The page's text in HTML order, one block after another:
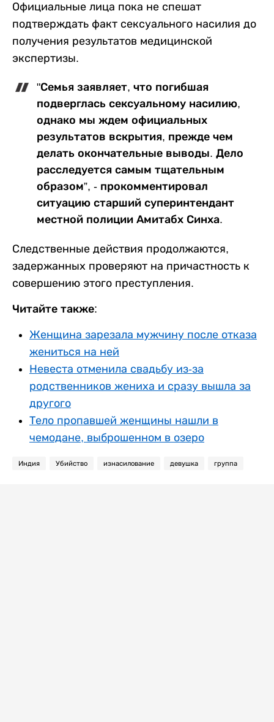
Официальные лица пока не спешат
подтверждать факт сексуального насилия до
получения результатов медицинской
экспертизы.
"Семья заявляет, что погибшая
подверглась сексуальному насилию,
однако мы ждем официальных
результатов вскрытия, прежде чем
делать окончательные выводы. Дело
расследуется самым тщательным
образом”, - прокомментировал
ситуацию старший суперинтендант
местной полиции Амитабх Синха.
Следственные действия продолжаются,
задержанных проверяют на причастность к
совершению этого преступления.
Читайте также:
Женщина зарезала мужчину после отказа
жениться на ней
Невеста отменила свадьбу из-за
родственников жениха и сразу вышла за
другого
Тело пропавшей женщины нашли в
чемодане, выброшенном в озеро
Индия Убийство изнасилование девушка группа